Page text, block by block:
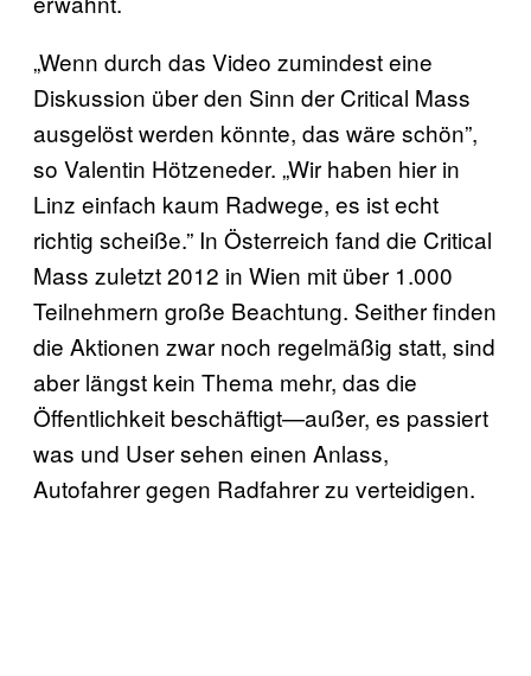
„Wenn durch das Video zumindest eine
Diskussion über den Sinn der Critical Mass
ausgelöst werden könnte, das wäre schön”,
so Valentin Hötzeneder. „Wir haben hier in
Linz einfach kaum Radwege, es ist echt
richtig scheiße.” In Österreich fand die Critical
Mass zuletzt 2012 in Wien mit über 1.000
Teilnehmern große Beachtung. Seither finden
die Aktionen zwar noch regelmäßig statt, sind
aber längst kein Thema mehr, das die
Öffentlichkeit beschäftigt—außer, es passiert
was und User sehen einen Anlass,
Autofahrer gegen Radfahrer zu verteidigen.